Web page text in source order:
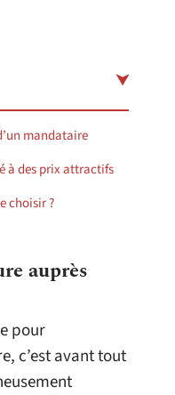
mandataire
à des prix attractifs
choisir ?
auprès
pour
c’est avant tout